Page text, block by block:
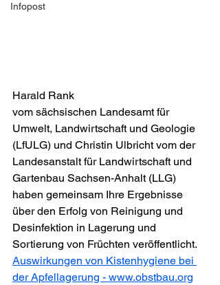
Infopost
Harald Rank
vom sächsischen Landesamt für
Umwelt, Landwirtschaft und Geologie
(LfULG) und Christin Ulbricht vom der
Landesanstalt für Landwirtschaft und
Gartenbau Sachsen-Anhalt (LLG)
haben gemeinsam Ihre Ergebnisse
über den Erfolg von Reinigung und
Desinfektion in Lagerung und
Sortierung von Früchten veröffentlicht.
Auswirkungen von Kistenhygiene bei
der Apfellagerung - www.obstbau.org